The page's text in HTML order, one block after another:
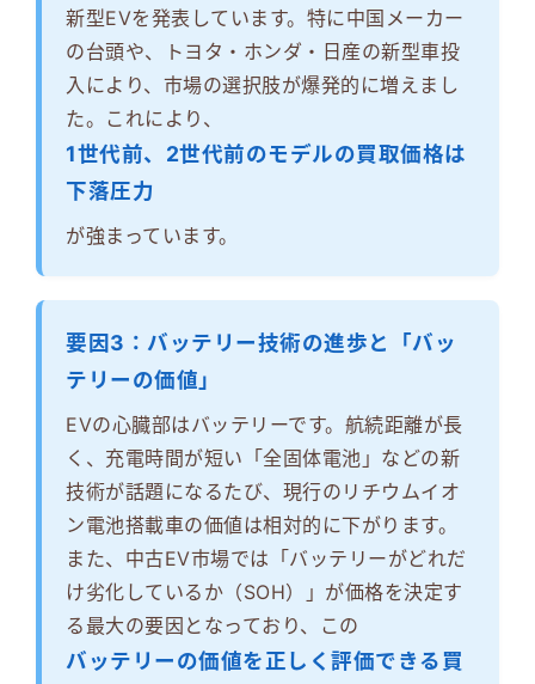
新型EVを発表しています。特に中国メーカー
の台頭や、トヨタ・ホンダ・日産の新型車投
入により、市場の選択肢が爆発的に増えまし
た。これにより、
1世代前、2世代前のモデルの買取価格は
下落圧力
が強まっています。
要因3：バッテリー技術の進歩と「バッ
テリーの価値」
EVの心臓部はバッテリーです。航続距離が長
く、充電時間が短い「全固体電池」などの新
技術が話題になるたび、現行のリチウムイオ
ン電池搭載車の価値は相対的に下がります。
また、中古EV市場では「バッテリーがどれだ
け劣化しているか（SOH）」が価格を決定す
る最大の要因となっており、この
バッテリーの価値を正しく評価できる買